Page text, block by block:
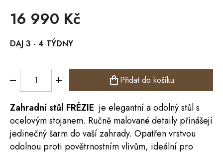
16 990 Kč
Měrná
cena:
DAJ 3 - 4 TÝDNY
Přidat do košíku
Zahradnístůl FRÉZIE je elegantní a odolný stůl s
ocelovým stojanem. Ručně malované detaily přinášejí
jedinečný šarm do vaší zahrady. Opatřen vrstvou
odolnou proti povětrnostním vlivům, ideální pro